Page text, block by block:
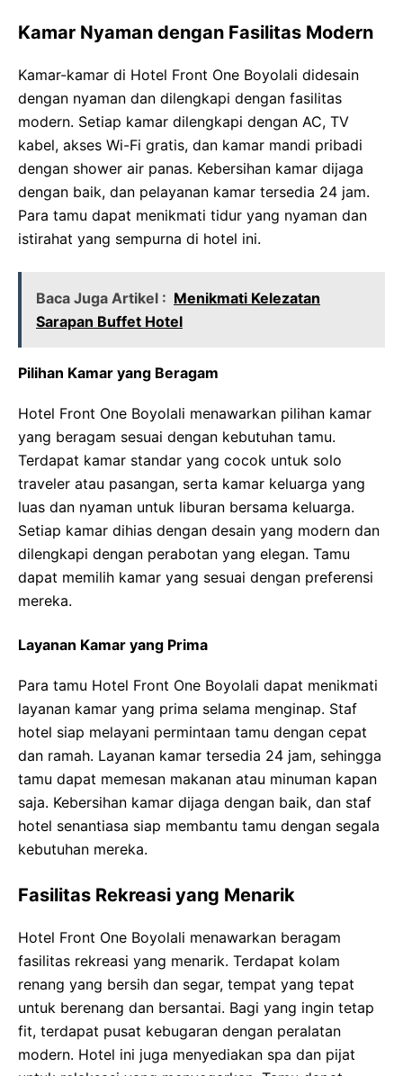
Kamar Nyaman dengan Fasilitas Modern
Kamar-kamar di Hotel Front One Boyolali didesain
dengan nyaman dan dilengkapi dengan fasilitas
modern. Setiap kamar dilengkapi dengan AC, TV
kabel, akses Wi-Fi gratis, dan kamar mandi pribadi
dengan shower air panas. Kebersihan kamar dijaga
dengan baik, dan pelayanan kamar tersedia 24 jam.
Para tamu dapat menikmati tidur yang nyaman dan
istirahat yang sempurna di hotel ini.
Baca Juga Artikel : Menikmati Kelezatan
Sarapan Buffet Hotel
Pilihan Kamar yang Beragam
Hotel Front One Boyolali menawarkan pilihan kamar
yang beragam sesuai dengan kebutuhan tamu.
Terdapat kamar standar yang cocok untuk solo
traveler atau pasangan, serta kamar keluarga yang
luas dan nyaman untuk liburan bersama keluarga.
Setiap kamar dihias dengan desain yang modern dan
dilengkapi dengan perabotan yang elegan. Tamu
dapat memilih kamar yang sesuai dengan preferensi
mereka.
Layanan Kamar yang Prima
Para tamu Hotel Front One Boyolali dapat menikmati
layanan kamar yang prima selama menginap. Staf
hotel siap melayani permintaan tamu dengan cepat
dan ramah. Layanan kamar tersedia 24 jam, sehingga
tamu dapat memesan makanan atau minuman kapan
saja. Kebersihan kamar dijaga dengan baik, dan staf
hotel senantiasa siap membantu tamu dengan segala
kebutuhan mereka.
Fasilitas Rekreasi yang Menarik
Hotel Front One Boyolali menawarkan beragam
fasilitas rekreasi yang menarik. Terdapat kolam
renang yang bersih dan segar, tempat yang tepat
untuk berenang dan bersantai. Bagi yang ingin tetap
fit, terdapat pusat kebugaran dengan peralatan
modern. Hotel ini juga menyediakan spa dan pijat